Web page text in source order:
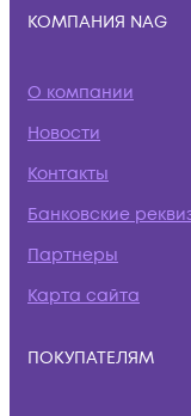
КОМПАНИЯ NAG
О компании
Новости
Контакты
Банковские
Партнеры
Карта сайта
ПОКУПАТЕЛЯМ